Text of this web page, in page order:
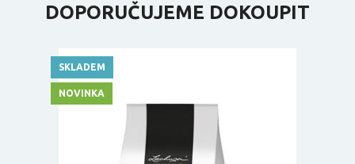
DOPORUČUJEME DOKOUPIT
SKLADEM
NOVINKA